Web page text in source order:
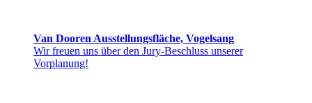
Van Dooren Ausstellungsfläche, Vogelsang
Wir freuen uns über den Jury-Beschluss unserer
Vorplanung!